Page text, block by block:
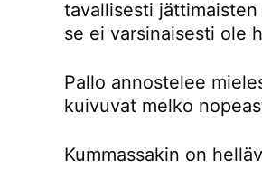
tavallisesti
se ei varsinaisesti ole
Pallo annostelee
kuivuvat melko
Kummassakin on